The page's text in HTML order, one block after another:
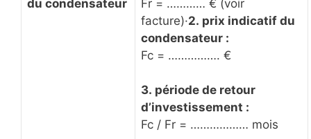
du condensateur
Fr = ………… € (voir
facture)·2. prix indicatif du
condensateur :
Fc = ……………. €
3. période de retour
d’investissement :
Fc / Fr = ……………… mois